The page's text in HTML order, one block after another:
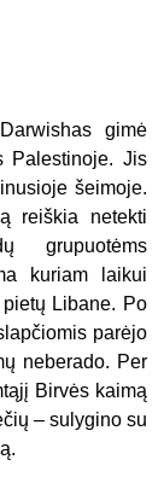
gimė
Palestinoje. Jis
šeimoje.
reiškia netekti
grupuotėms
kuriam laikui
Libane. Po
parėjo
neberado. Per
Birvės kaimą
– sulygino su